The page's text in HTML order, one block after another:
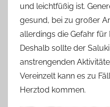
und leichtfüßig ist.
gesund, bei zu großer
allerdings die Gefahr
Deshalb sollte der
anstrengenden
Vereinzelt kann es zu
Herztod kommen.